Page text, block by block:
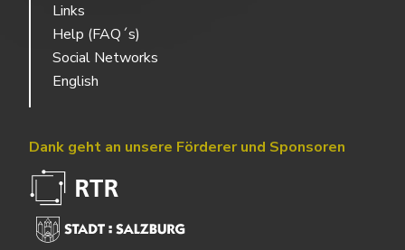
Links
Help (FAQ´s)
Social Networks
English
Dank geht an unsere Förderer und Sponsoren